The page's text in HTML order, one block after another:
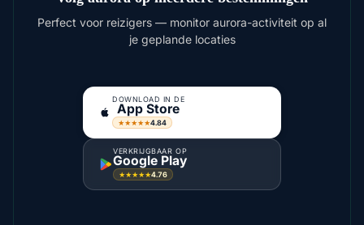
Perfect voor reizigers — monitor aurora-activiteit op al
je geplande locaties
DOWNLOAD IN DE
App Store
★★★★★4.84
VERKRIJGBAAR OP
Google Play
★★★★★4.76